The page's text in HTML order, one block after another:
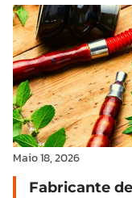
Maio 18, 2026
Fabricante